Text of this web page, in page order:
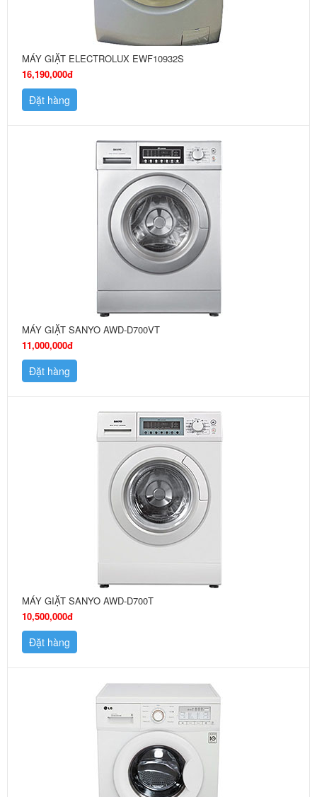
MÁY GIẶT ELECTROLUX EWF10932S
16,190,000đ
Đặt hàng
MÁY GIẶT SANYO AWD-D700VT
11,000,000đ
Đặt hàng
MÁY GIẶT SANYO AWD-D700T
10,500,000đ
Đặt hàng